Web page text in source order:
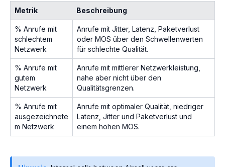
Metrik Beschreibung
% Anrufe mit
schlechtem
Netzwerk
Anrufe mit Jitter, Latenz, Paketverlust
oder MOS über den Schwellenwerten
für schlechte Qualität.
% Anrufe mit
gutem
Netzwerk
Anrufe mit mittlerer Netzwerkleistung,
nahe aber nicht über den
Qualitätsgrenzen.
% Anrufe mit
ausgezeichnete
m Netzwerk
Anrufe mit optimaler Qualität, niedriger
Latenz, Jitter und Paketverlust und
einem hohen MOS.